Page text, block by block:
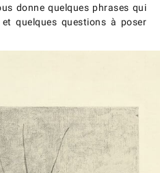
donne quelques phrases qui
quelques questions à poser